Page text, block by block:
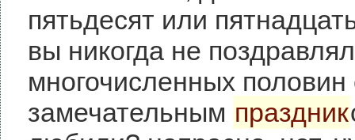
пятьдесят или
вы никогда не
многочисленных половин
замечательным праздник